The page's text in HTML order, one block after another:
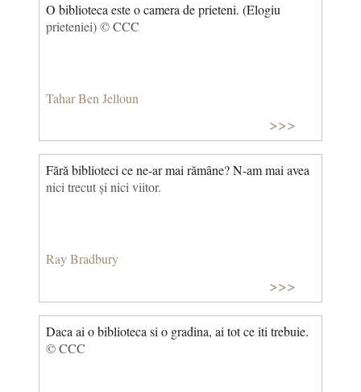
O biblioteca este o camera de prieteni. (Elogiu
prieteniei) © CCC
Tahar Ben Jelloun
>>>
Fără biblioteci ce ne-ar mai rămâne? N-am mai avea
nici trecut și nici viitor.
Ray Bradbury
>>>
Daca ai o biblioteca si o gradina, ai tot ce iti trebuie.
© CCC